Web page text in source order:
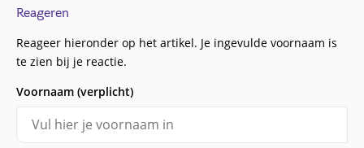
Reageren
Reageer hieronder op het artikel. Je ingevulde voornaam is
te zien bij je reactie.
Voornaam (verplicht)